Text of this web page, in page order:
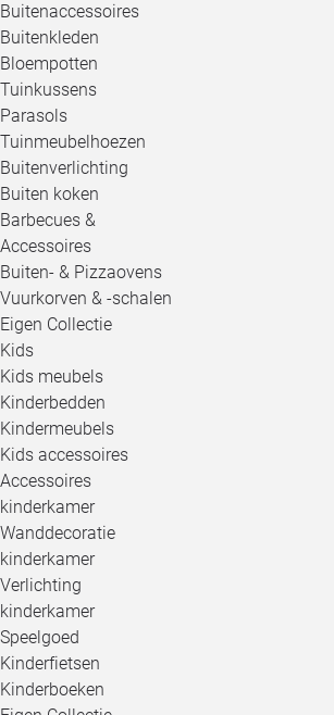
Buitenaccessoires
Buitenkleden
Bloempotten
Tuinkussens
Parasols
Tuinmeubelhoezen
Buitenverlichting
Buiten koken
Barbecues &
Accessoires
Buiten- & Pizzaovens
Vuurkorven & -schalen
Eigen Collectie
Kids
Kids meubels
Kinderbedden
Kindermeubels
Kids accessoires
Accessoires
kinderkamer
Wanddecoratie
kinderkamer
Verlichting
kinderkamer
Speelgoed
Kinderfietsen
Kinderboeken